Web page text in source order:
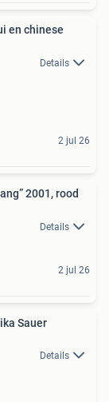
en chinese
Details
2 jul 26
2001, rood
Details
2 jul 26
Sauer
Details